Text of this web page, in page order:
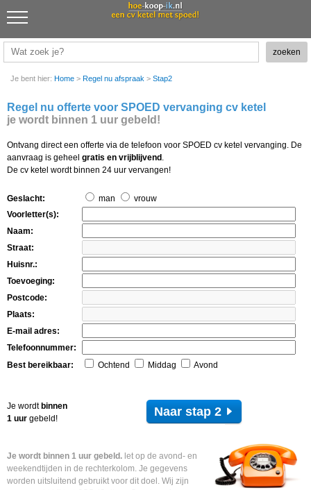
Je bent hier: Home > Regel nu afspraak > Stap2
Regel nu offerte voor SPOED vervanging cv ketel
je wordt binnen 1 uur gebeld!
Ontvang direct een offerte via de telefoon voor SPOED cv ketel vervanging. De
aanvraag is geheel gratis en vrijblijvend .
De cv ketel wordt binnen 24 uur vervangen!
Geslacht: man
vrouw
Voorletter(s):
Naam:
Straat:
Huisnr.:
Toevoeging:
Postcode:
Plaats:
E-mail adres:
Telefoonnummer:
Best bereikbaar:
Ochtend Middag Avond
Je wordt binnen
1 uur gebeld! Naar stap 2
Je wordt binnen 1 uur gebeld. let op de avond- en
weekendtijden in de rechterkolom. Je gegevens
worden uitsluitend gebruikt voor dit doel. Wij zijn